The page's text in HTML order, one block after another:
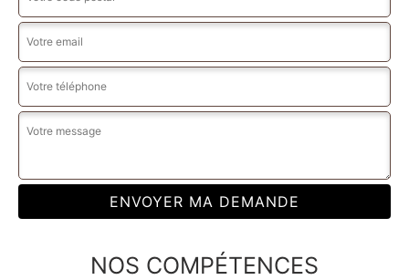
NOS COMPÉTENCES